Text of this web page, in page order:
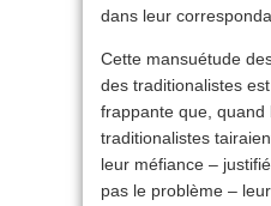
dans leur
Cette mansuétude
des traditionalistes
frappante que, quand
traditionalistes
leur méfiance –
pas le problème –